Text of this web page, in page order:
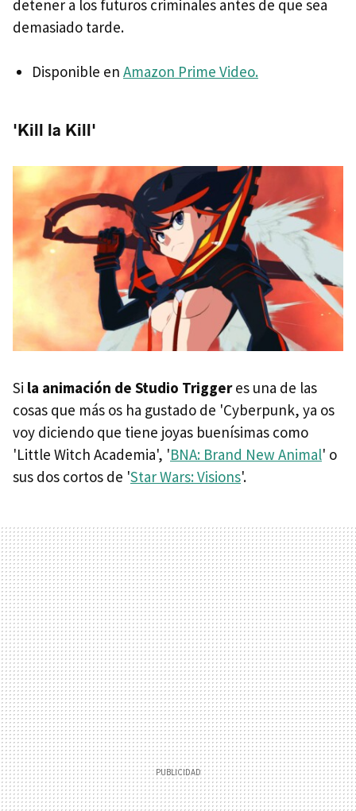
detener a los futuros criminales antes de que sea
demasiado tarde.
Disponible en Amazon Prime Video.
'Kill la Kill'
Si la animación de Studio Triggeres una de las
cosas que más os ha gustado de 'Cyberpunk, ya os
voy diciendo que tiene joyas buenísimas como
'Little Witch Academia', 'BNA: Brand New Animal' o
sus dos cortos de 'Star Wars: Visions'.